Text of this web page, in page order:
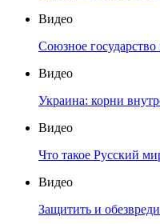
Видео
Союзное
Видео
Украина: корни
Видео
Что такое Русский
Видео
Защитить и